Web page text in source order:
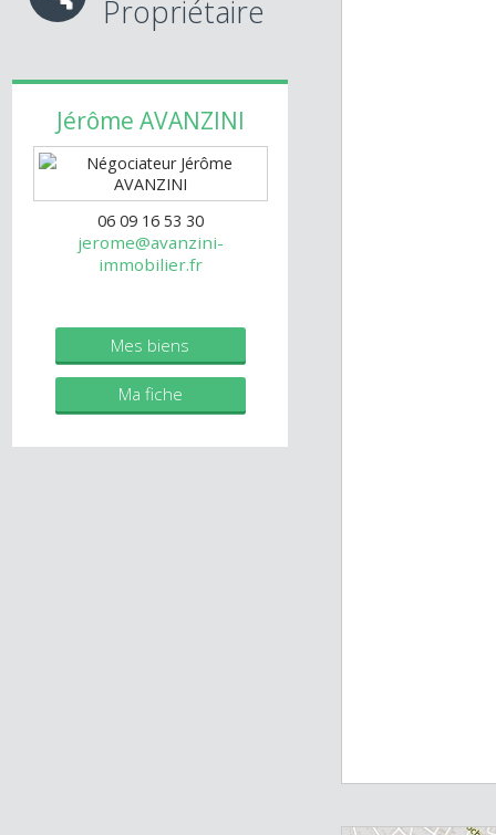
Propriétaire
JérômeAVANZINI
jerome@avanzini-
immobilier.fr